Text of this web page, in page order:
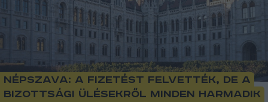
Népszava: A fizetést felvették, de a
bizottsági ülésekről minden harmadik